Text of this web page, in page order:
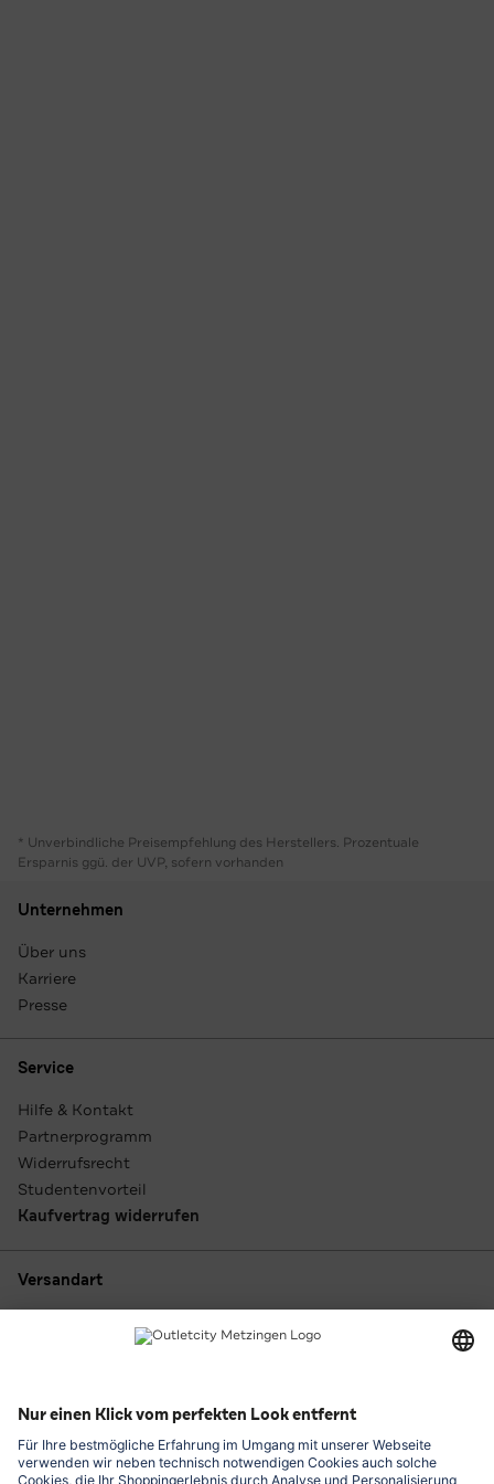
* Unverbindliche Preisempfehlung des Herstellers. Prozentuale
Ersparnis ggü. der UVP, sofern vorhanden
Unternehmen
Über uns
Karriere
Presse
Service
Hilfe & Kontakt
Partnerprogramm
Widerrufsrecht
Studentenvorteil
Kaufvertrag widerrufen
Versandart